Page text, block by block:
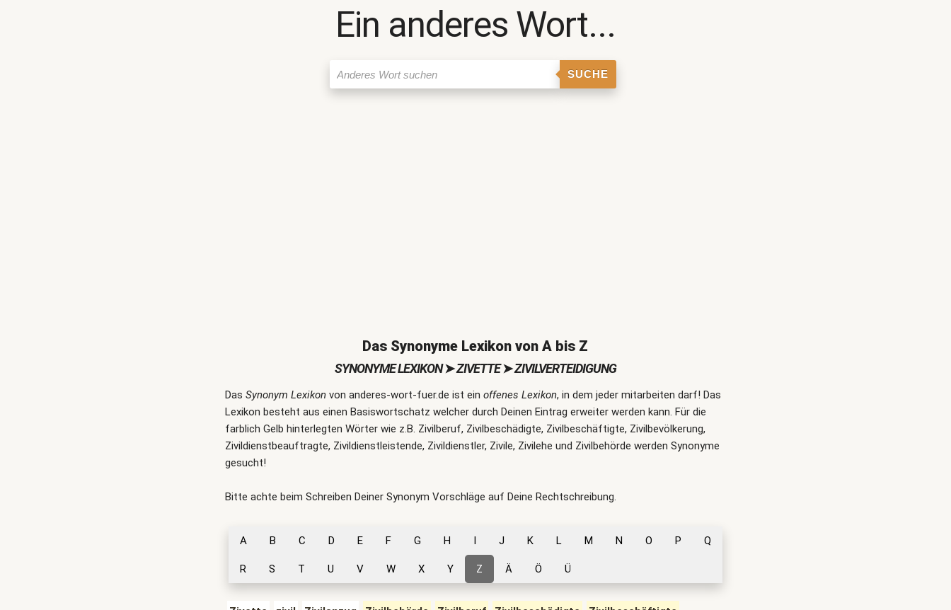
Ein anderes Wort...
SUCHE
Das Synonyme Lexikon von A bis Z
SYNONYME LEXIKON➤ZIVETTE➤ZIVILVERTEIDIGUNG
Das Synonym Lexikonvon anderes-wort-fuer.de ist ein offenes Lexikon, in dem jeder mitarbeiten darf! Das
Lexikon besteht aus einen Basiswortschatz welcher durch Deinen Eintrag erweiter werden kann. Für die
farblich Gelb hinterlegten Wörter wie z.B. Zivilberuf, Zivilbeschädigte, Zivilbeschäftigte, Zivilbevölkerung,
Zivildienstbeauftragte, Zivildienstleistende, Zivildienstler, Zivile, Zivilehe und Zivilbehörde werden Synonyme
gesucht!
Bitte achte beim Schreiben Deiner Synonym Vorschläge auf Deine Rechtschreibung.
A B C D E F G H I J K L M N O P Q
R S T U V W X Y Z Ä Ö Ü